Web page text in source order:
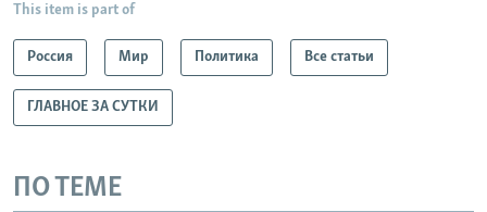
This item is part of
Россия Мир Политика Все статьи
ГЛАВНОЕ ЗА СУТКИ
ПО ТЕМЕ